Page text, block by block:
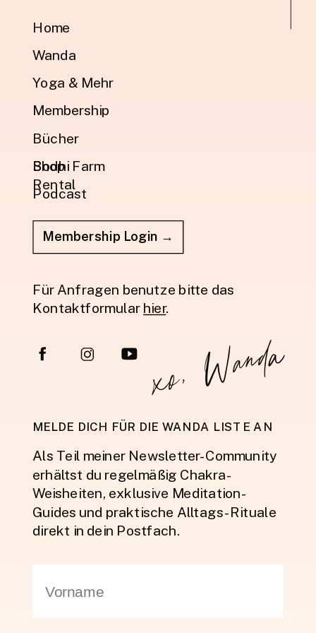
Home
Wanda
Yoga & Mehr
Shop
Bücher
Podcast
Für Anfragen benutze bitte das
Kontaktformular hier.
MELDE DICH FÜR DIE WANDA LISTE AN
Als Teil meiner Newsletter-Community
erhältst du regelmäßig Chakra-
Weisheiten, exklusive Meditation-
Guides und praktische Alltags-Rituale
direkt in dein Postfach.
xo, Wanda
Membership
Membership Login →
Bodhi Farm
Rental